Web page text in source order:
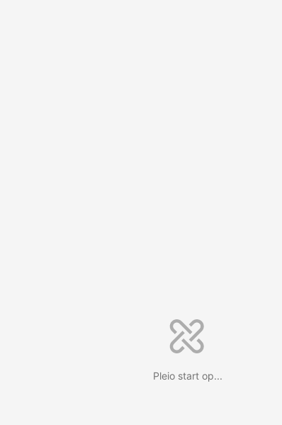
Pleio start op...